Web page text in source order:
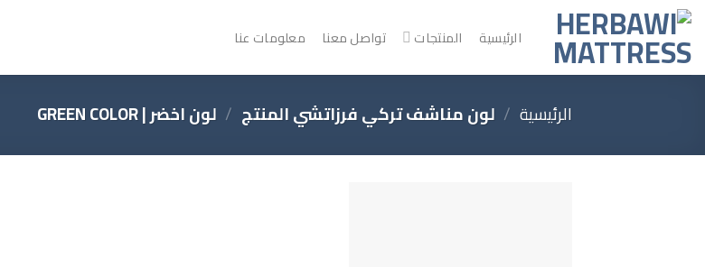
تخطي
للمحتوى
الرئيسية المنتجات تواصل معنا معلومات عنا
الرئيسية / لون مناشف تركي فرزاتشي المنتج / لون اخضر | GREEN COLOR